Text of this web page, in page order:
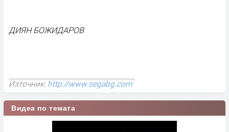
ДИЯН БОЖИДАРОВ
Източник:http://www.segabg.com
Видеа по темата